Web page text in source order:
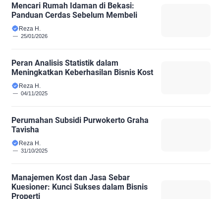
Mencari Rumah Idaman di Bekasi:
Panduan Cerdas Sebelum Membeli
Reza H.
25/01/2026
Peran Analisis Statistik dalam
Meningkatkan Keberhasilan Bisnis Kost
Reza H.
04/11/2025
Perumahan Subsidi Purwokerto Graha
Tavisha
Reza H.
31/10/2025
Manajemen Kost dan Jasa Sebar
Kuesioner: Kunci Sukses dalam Bisnis
Properti